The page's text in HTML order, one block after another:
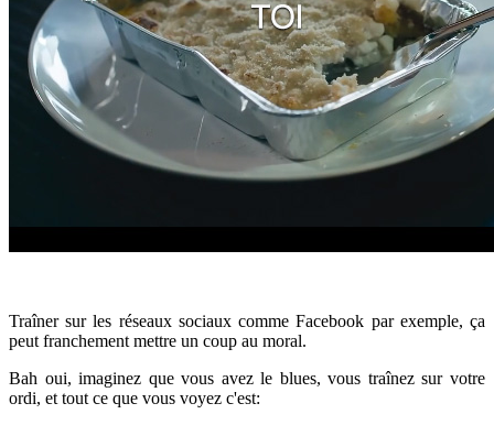
Traîner sur les réseaux sociaux comme Facebook par exemple, ça
peut franchement mettre un coup au moral.
Bah oui, imaginez que vous avez le blues, vous traînez sur votre
ordi, et tout ce que vous voyez c'est: